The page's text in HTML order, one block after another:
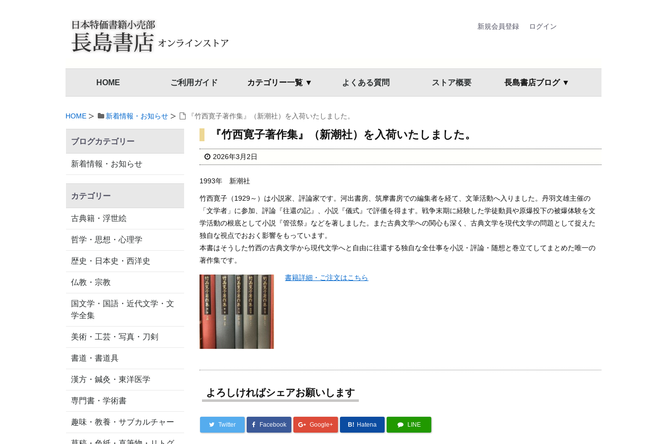
新規会員登録 ログイン
HOME ご利用ガイド カテゴリー一覧 ▼ よくある質問 ストア概要 長島書店ブログ ▼
HOME 新着情報・お知らせ 『竹西寛子著作集』（新潮社）を入荷いたしました。
『竹西寛子著作集』（新潮社）を入荷いたしました。
2026年3月2日
1993年 新潮社
竹西寛子（1929～）は小説家、評論家です。河出書房、筑摩書房での編集者を経て、文筆活動へ入りました。丹羽文雄主催の
「文学者」に参加、評論『往還の記』、小説『儀式』で評価を得ます。戦争末期に経験した学徒動員や原爆投下の被爆体験を文
学活動の根底として小説『管弦祭』などを著しました。また古典文学への関心も深く、古典文学を現代文学の問題として捉えた
独自な視点でおおく影響をもっています。
本書はそうした竹西の古典文学から現代文学へと自由に往還する独自な全仕事を小説・評論・随想と巻立てしてまとめた唯一の
著作集です。
書籍詳細・ご注文はこちら
よろしければシェアお願いします
Twitter Facebook Google+ B! Hatena LINE
ブログカテゴリー
新着情報・お知らせ
カテゴリー
古典籍・浮世絵
哲学・思想・心理学
歴史・日本史・西洋史
仏教・宗教
国文学・国語・近代文学・文
学全集
美術・工芸・写真・刀剣
書道・書道具
漢方・鍼灸・東洋医学
専門書・学術書
趣味・教養・サブカルチャー